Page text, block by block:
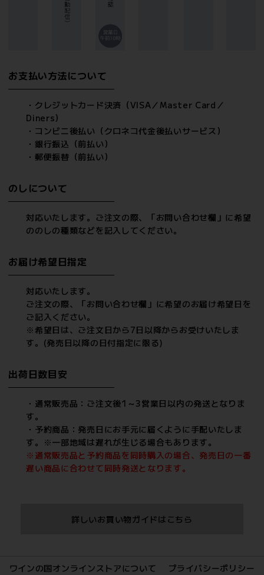
お支払い方法について
・クレジットカード決済（VISA／Master Card／
Diners）
・コンビニ後払い（クロネコ代金後払いサービス）
・銀行振込（前払い）
・郵便振替（前払い）
のしについて
対応いたします。ご注文の際、「お問い合わせ欄」に希望
ののしの種類などを記入してください。
お届け希望日指定
対応いたします。
ご注文の際、「お問い合わせ欄」に希望のお届け希望日を
ご記入ください。
※希望日は、ご注文日から7日以降からお受けいたしま
す。(発売日以降の日付指定に限る)
出荷日数目安
・通常販売品：ご注文後1～3営業日以内の発送となりま
す。
・予約商品：発売日にお手元に届くように手配いたしま
す。※一部地域は遅れが生じる場合もあります。
※通常販売品と予約商品を同時購入の場合、発売日の一番
遅い商品に合わせて同時発送となります。
詳しいお買い物ガイドはこちら
ワインの国オンラインストアについて
プライバシーポリシー